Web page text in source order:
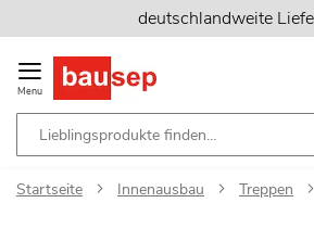
Inhalt
springen
deutschlandweite
Menu
Startseite Innenausbau Treppen